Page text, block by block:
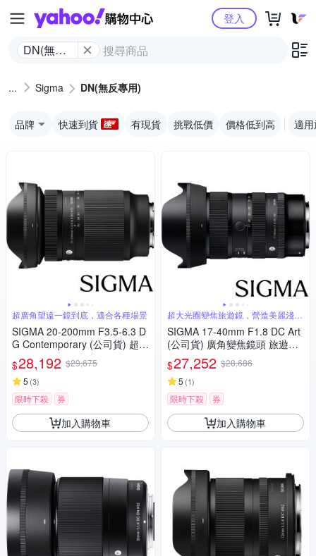
Yahoo購物中心
DN(無反
登入
Sigma DN(無反專用)
品牌 快速到貨 有現貨 挑戰低價 價格低到高 適
超廣角望遠一鏡到底，適合各種場景
SIGMA 20-200mm F3.5-6.3 D
G Contemporary (公司貨) 超廣
角變焦鏡頭 旅遊鏡 全片幅無反
微單眼鏡頭
$28,192 $29,675
5 (3)
限時下殺 券
加入購物車
超大光圈變焦旅遊鏡，營造美麗淺景
深
SIGMA 17-40mm F1.8 DC Art
(公司貨) 廣角變焦鏡頭 旅遊鏡
APS-C 無反微單眼鏡頭
$27,252 $28,686
5 (1)
限時下殺 券
加入購物車